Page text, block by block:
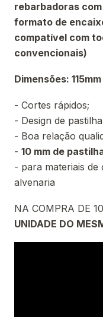
rebarbadoras
formato de
compatível com
convencionais)
Dimensões:
- Cortes rápidos;
- Design de
- Boa relação
- 10 mm de
- para materiais
alvenaria
NA COMPRA DE
UNIDADE DO